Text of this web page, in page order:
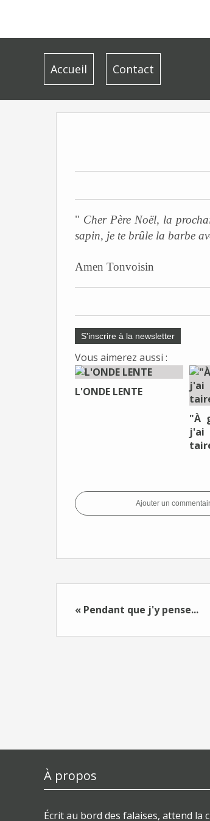
Accueil Contact
" Cher Père Noël, la
sapin, je te brûle la barbe
Amen Tonvoisin
S'inscrire à la newsletter
Vous aimerez aussi :
L'ONDE LENTE
"À
Ajouter un
« Pendant que j'y pense...
À propos
Écrit au bord des falaises, attend la